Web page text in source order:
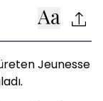
Jeunesse